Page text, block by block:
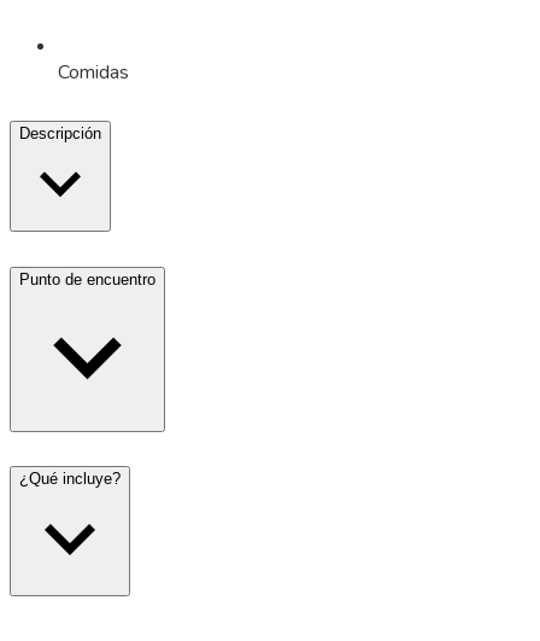
Comidas
Descripción
Punto de encuentro
¿Qué incluye?